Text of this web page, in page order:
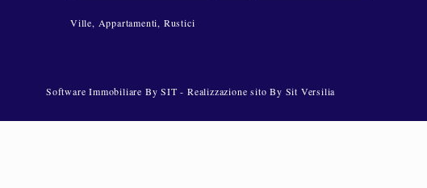
Ville, Appartamenti, Rustici
Software Immobiliare By SIT -Realizzazione sito By Sit Versilia